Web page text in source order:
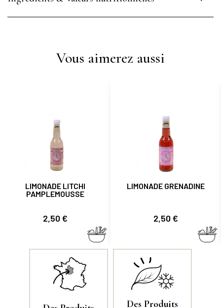
Vous aimerez aussi
LIMONADE LITCHI
PAMPLEMOUSSE
Prix
2,50 €
LIMONADE GRENADINE
Prix
2,50 €
Des Produits